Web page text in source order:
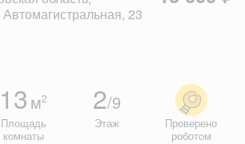
23
13 м2
Площадь
комнаты
2/9
Этаж
Проверено
роботом